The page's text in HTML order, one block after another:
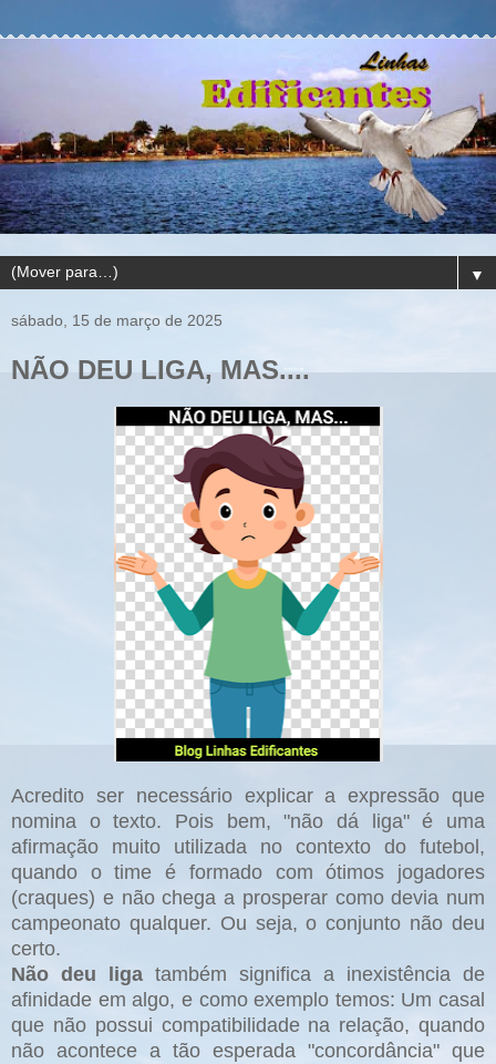
▼
sábado, 15 de março de 2025
NÃO DEU LIGA, MAS....
Acredito ser necessário explicar a expressão que
nomina o texto. Pois bem, "não dá liga" é uma
afirmação muito utilizada no contexto do futebol,
quando o time é formado com ótimos jogadores
(craques) e não chega a prosperar como devia num
campeonato qualquer. Ou seja, o conjunto não deu
certo.
Não deu liga também significa a inexistência de
afinidade em algo, e como exemplo temos: Um casal
que não possui compatibilidade na relação, quando
não acontece a tão esperada "concordância" que